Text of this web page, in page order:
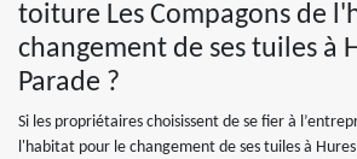
toiture Les Compagons de
changement de ses tuiles à
Parade ?
Si les propriétaires choisissent de se fier à
l'habitat pour le changement de ses tuiles à